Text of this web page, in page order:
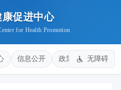
促进中心
for Health Promotion
信息公开 政策法规 健康
无障碍